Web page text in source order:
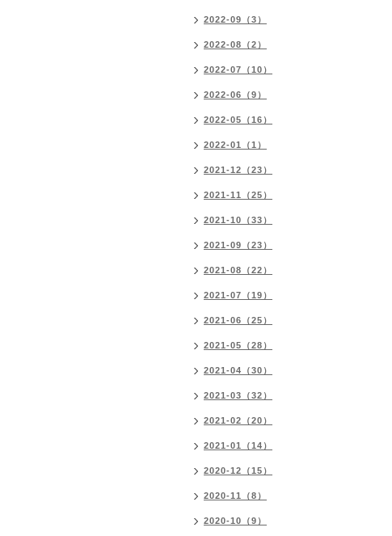
2022-09（3）
2022-08（2）
2022-07（10）
2022-06（9）
2022-05（16）
2022-01（1）
2021-12（23）
2021-11（25）
2021-10（33）
2021-09（23）
2021-08（22）
2021-07（19）
2021-06（25）
2021-05（28）
2021-04（30）
2021-03（32）
2021-02（20）
2021-01（14）
2020-12（15）
2020-11（8）
2020-10（9）